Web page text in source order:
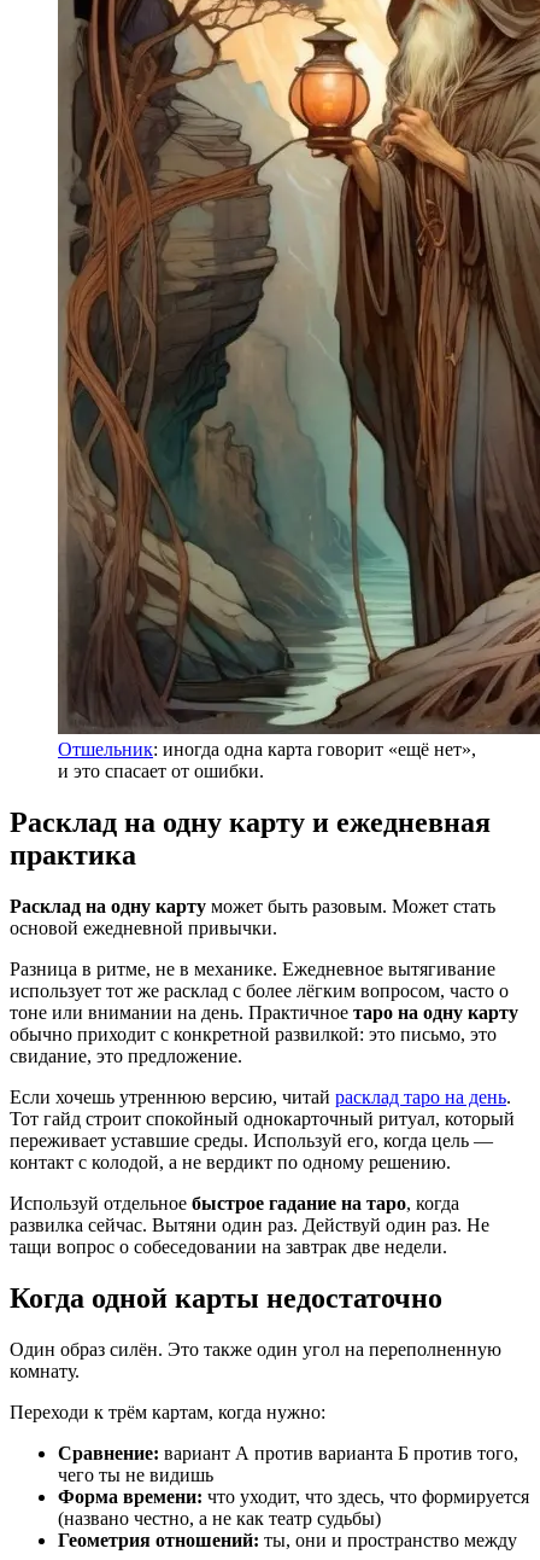
Отшельник: иногда одна карта говорит «ещё нет»,
и это спасает от ошибки.
Расклад на одну карту и ежедневная
практика
Расклад на одну карту может быть разовым. Может стать
основой ежедневной привычки.
Разница в ритме, не в механике. Ежедневное вытягивание
использует тот же расклад с более лёгким вопросом, часто о
тоне или внимании на день. Практичное таро на одну карту
обычно приходит с конкретной развилкой: это письмо, это
свидание, это предложение.
Если хочешь утреннюю версию, читай расклад таро на день.
Тот гайд строит спокойный однокарточный ритуал, который
переживает уставшие среды. Используй его, когда цель —
контакт с колодой, а не вердикт по одному решению.
Используй отдельное быстрое гадание на таро, когда
развилка сейчас. Вытяни один раз. Действуй один раз. Не
тащи вопрос о собеседовании на завтрак две недели.
Когда одной карты недостаточно
Один образ силён. Это также один угол на переполненную
комнату.
Переходи к трём картам, когда нужно:
Сравнение: вариант А против варианта Б против того,
чего ты не видишь
Форма времени: что уходит, что здесь, что формируется
(названо честно, а не как театр судьбы)
Геометрия отношений: ты, они и пространство между